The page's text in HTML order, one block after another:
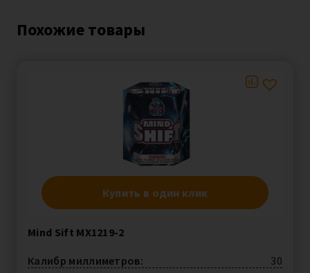
Похожие товары
Купить в один клик
Mind Sift MX1219-2
Калибр миллиметров: 30